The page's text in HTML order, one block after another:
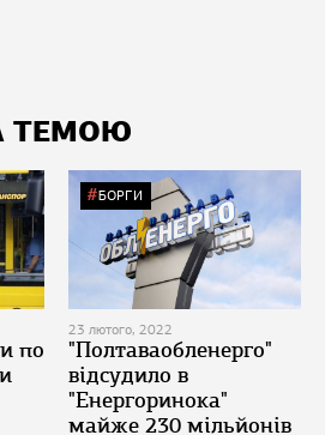
ТЕМОЮ
по
БОРГИ
23 лютого, 2022
"Полтаваобленерго"
відсудило в
"Енергоринока"
майже 230 мільйонів